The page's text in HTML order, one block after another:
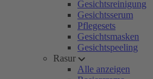
Gesichtsreinigung
Gesichtsserum
Pflegesets
Gesichtsmasken
Gesichtspeeling
Rasur
Alle anzeigen